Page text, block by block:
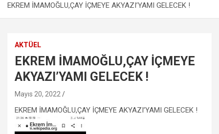
EKREM İMAMOĞLU,ÇAY İÇMEYE AKYAZI’YAMI GELECEK !
AKTÜEL
EKREM İMAMOĞLU,ÇAY İÇMEYE
AKYAZI’YAMI GELECEK !
Mayıs 20, 2022
EKREM İMAMOĞLU,ÇAY İÇMEYE AKYAZI’YAMI GELECEK !